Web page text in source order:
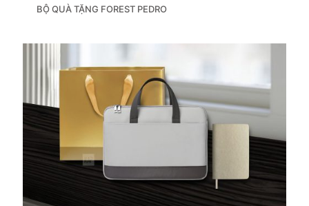
BỘ QUÀ TẶNG FOREST PEDRO